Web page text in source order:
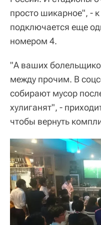
просто шикарное", -
подключается еще
номером 4.
"А ваших
между прочим. В
собирают мусор
хулиганят", -
чтобы вернуть